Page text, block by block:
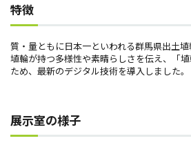
特徴
質・量ともに日本一といわれる群馬県出土
埴輪が持つ多様性や素晴らしさを伝え、「
ため、最新のデジタル技術を導入しました。
展示室の様子